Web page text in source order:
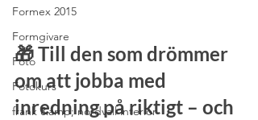
Formex 2015
Formgivare
Foto
Fotokurs
frank &amp; nordvall interior
🎁 Till den som drömmer
om att jobba med
inredning på riktigt – och